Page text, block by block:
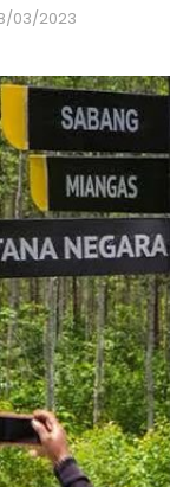
03/2023